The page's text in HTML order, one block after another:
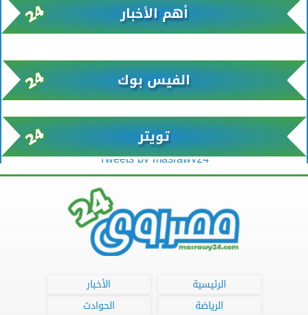
أهم الأخبار
الفيس بوك
تويتر
Tweets by masrawy24
الرئيسية
الأخبار
الرياضة
الحوادث